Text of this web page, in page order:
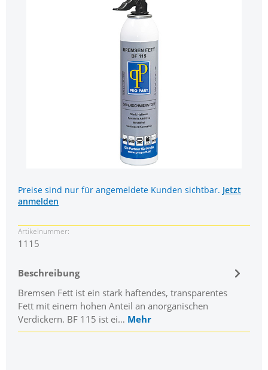
Preise sind nur für angemeldete Kunden sichtbar. Jetzt
anmelden
Artikelnummer:
1115
Beschreibung
Bremsen Fett ist ein stark haftendes, transparentes
Fett mit einem hohen Anteil an anor­ganischen
Verdickern. BF 115 ist ei… Mehr